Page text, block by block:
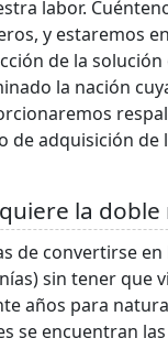
labor.
y estaremos
de la
la nación
de adquisición de
la
de convertirse
sin tener que
años para
se encuentran